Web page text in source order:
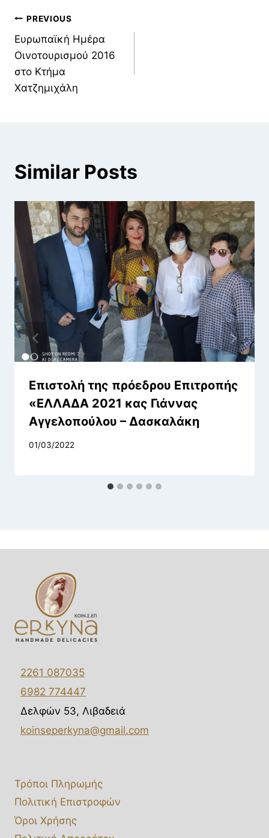
Πλοήγηση
άρθρων
PREVIOUS
Ευρωπαϊκή Ημέρα
Οινοτουρισμού 2016
στο Κτήμα
Χατζημιχάλη
Similar Posts
Επιστολή της πρόεδρου Επιτροπής
«ΕΛΛΑΔΑ 2021 κας Γιάννας
Αγγελοπούλου – Δασκαλάκη
01/03/2022
2261 087035
6982 774447
Δελφών 53, Λιβαδειά
koinseperkyna@gmail.com
Τρόποι Πληρωμής
Πολιτική Επιστροφών
Όροι Χρήσης